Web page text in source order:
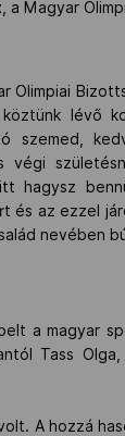
, a Magyar
Olimpiai
lévő
szemed,
végi
hagysz
az ezzel
nevében
a magyar
Tass
A hozzá